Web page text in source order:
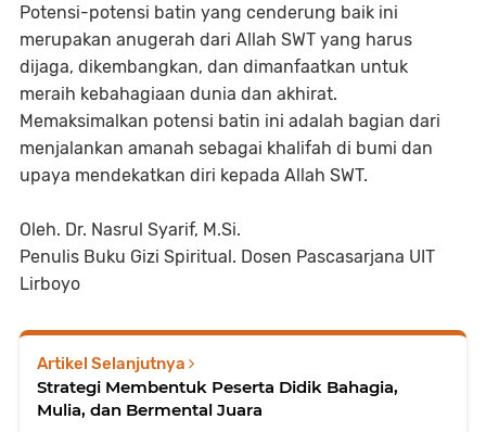
Potensi-potensi batin yang cenderung baik ini
merupakan anugerah dari Allah SWT yang harus
dijaga, dikembangkan, dan dimanfaatkan untuk
meraih kebahagiaan dunia dan akhirat.
Memaksimalkan potensi batin ini adalah bagian dari
menjalankan amanah sebagai khalifah di bumi dan
upaya mendekatkan diri kepada Allah SWT.
Oleh. Dr. Nasrul Syarif, M.Si.
Penulis Buku Gizi Spiritual. Dosen Pascasarjana UIT
Lirboyo
Artikel Selanjutnya
Strategi Membentuk Peserta Didik Bahagia,
Mulia, dan Bermental Juara